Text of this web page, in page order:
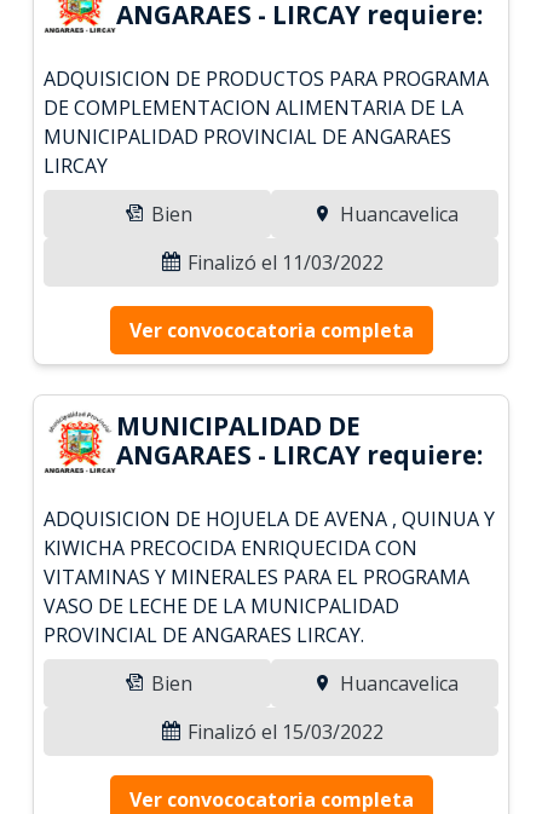
ANGARAES - LIRCAY requiere:
ADQUISICION DE PRODUCTOS PARA PROGRAMA
DE COMPLEMENTACION ALIMENTARIA DE LA
MUNICIPALIDAD PROVINCIAL DE ANGARAES
LIRCAY
Bien
Huancavelica
Finalizó el 11/03/2022
Ver convococatoria completa
MUNICIPALIDAD DE
ANGARAES - LIRCAY requiere:
ADQUISICION DE HOJUELA DE AVENA , QUINUA Y
KIWICHA PRECOCIDA ENRIQUECIDA CON
VITAMINAS Y MINERALES PARA EL PROGRAMA
VASO DE LECHE DE LA MUNICPALIDAD
PROVINCIAL DE ANGARAES LIRCAY.
Bien
Huancavelica
Finalizó el 15/03/2022
Ver convococatoria completa